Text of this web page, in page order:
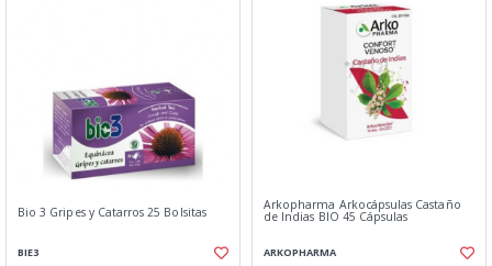
Bio 3 Gripes y Catarros 25 Bolsitas
BIE3
Arkopharma Arkocápsulas Castaño
de Indias BIO 45 Cápsulas
ARKOPHARMA